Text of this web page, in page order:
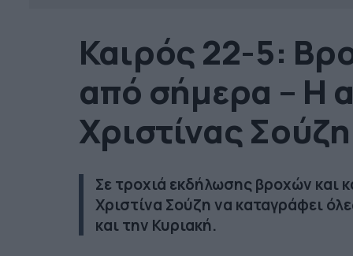
Καιρός 22-5:
από σήμερα – Η
Χριστίνας
Σε τροχιά εκδήλωσης βροχών και
Χριστίνα Σούζη να καταγράφει
και την Κυριακή.